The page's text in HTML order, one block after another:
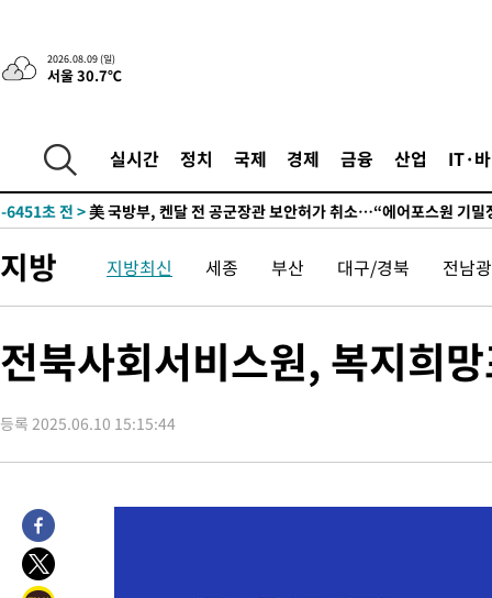
2026.08.09 (일)
서울 30.7℃
실시간 정치 국제 경제 금융 산업 IT·
-20997초 전 >'여긴 20도, 저긴 50도'…열화상 카메라로 본 폭염 저감시설 '
차'
-20468초 전 >콜롬비아 신임 우파 대통령 취임 하루만에 차량폭탄 폭발 사건
-11270초 전 >
이군이 불법 군시설 건설한 레바논 남부에서 레바논군 3명 폭
-8387초 전 >
-6451초 전 >美 국방부, 켄달 전 공군장관 보안허가 취소…“에어포스원 기밀
-6395초 전 >
“美 이란전 무기 소진…북한과 분쟁시 주한 미군 취약해질 수 있
-20997초 전 >'여긴 20도, 저긴 50도'…열화상 카메라로 본 폭염 저감시설 '
-14062초 전 >튀르키예 외무장관, "메카 3국 방위협정은 이란이 목표 아냐 "
부상
-8387초 전 >[속보]美중부 사령관, 이스라엘 긴급방문 다중화된 전선 상황 논
-6451초 전 >美 국방부, 켄달 전 공군장관 보안허가 취소…“에어포스원 기밀
-6395초 전 >
지방 지방최신 세종 부산 대구/경북 전남
전북사회서비스원, 복지희
등록 2025.06.10 15:15:44